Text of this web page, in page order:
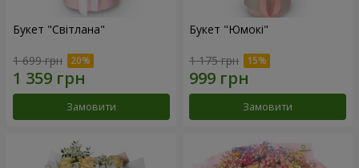
Букет "Світлана"
1 699 грн
Замовити
Букет "Юмокі"
1 175 грн
Замовити